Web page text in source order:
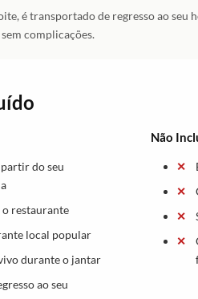
é transportado de regresso ao seu
complicações.
do seu
restaurante
local popular
durante o jantar
ao seu
Não